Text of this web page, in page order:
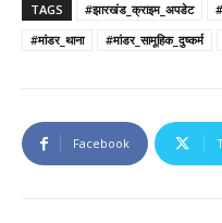
TAGS #झारखंड_क्राइम_अपडेट
#मांडर_थाना
#मांडर_सामूहिक_दुष्कर्म
Facebook